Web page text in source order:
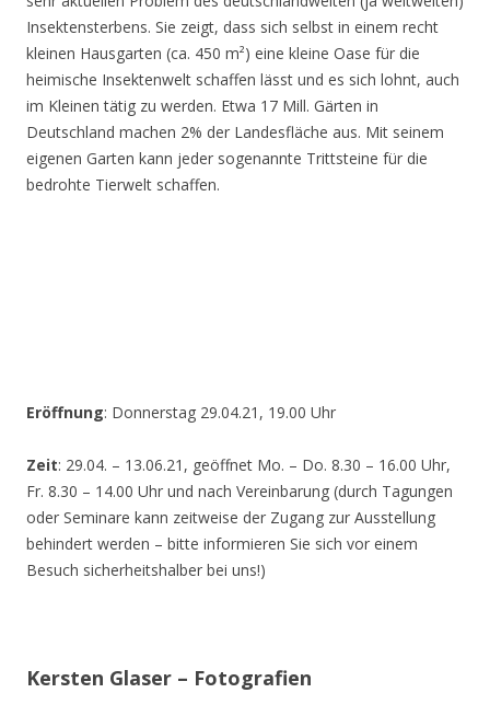
Insektensterbens. Sie zeigt, dass sich selbst in einem recht
kleinen Hausgarten (ca. 450 m²) eine kleine Oase für die
heimische Insektenwelt schaffen lässt und es sich lohnt, auch
im Kleinen tätig zu werden. Etwa 17 Mill. Gärten in
Deutschland machen 2% der Landesfläche aus. Mit seinem
eigenen Garten kann jeder sogenannte Trittsteine für die
bedrohte Tierwelt schaffen.
Eröffnung: Donnerstag 29.04.21, 19.00 Uhr
Zeit: 29.04. – 13.06.21, geöffnet Mo. – Do. 8.30 – 16.00 Uhr,
Fr. 8.30 – 14.00 Uhr und nach Vereinbarung (durch Tagungen
oder Seminare kann zeitweise der Zugang zur Ausstellung
behindert werden – bitte informieren Sie sich vor einem
Besuch sicherheitshalber bei uns!)
Kersten Glaser – Fotografien